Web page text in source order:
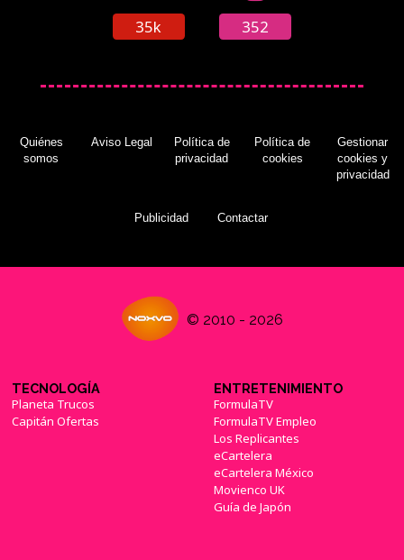
35k 352
Quiénes
somos
Aviso Legal
Política de
privacidad
Política de
cookies
Gestionar
cookies y
privacidad
Publicidad Contactar
© 2010 - 2026
TECNOLOGÍA
Planeta Trucos
Capitán Ofertas
ENTRETENIMIENTO
FormulaTV
FormulaTV Empleo
Los Replicantes
eCartelera
eCartelera México
Movienco UK
Guía de Japón